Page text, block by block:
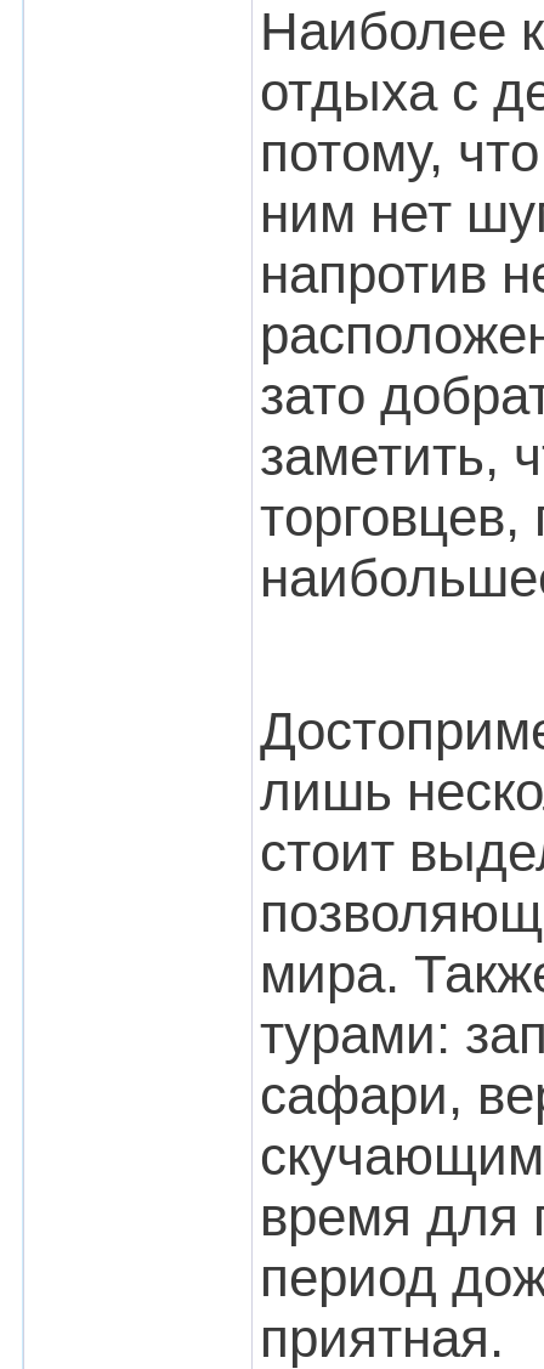
Наиболее
отдыха с
потому,
ним нет
напротив
зато
заметить,
лишь
стоит
мира.
турами:
сафари,
время для
период
приятная.